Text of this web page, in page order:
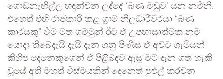
ගොඩනැඟිල්ල හඳුන්වන ලද්දේ ‘බණ මඩුව’ යන නමිනි.
එහෙත් එහි රාජකාරී කළ ග්‍රාම නිලධාරීවරයා “බණ
කාරයකු” වීම මත ගම්මුන් ඊට ඒ උපහාසාත්මක නම
යොදා තිබේදැයි දැයි දැන ගනු පිණිස ඒ අවට ගැමියන්
කිහිප දෙනෙකුගෙන් ඒ පිළිබඳව ඇසූ මට දැන ගත හැකි
වූයේ අති මහත් විස්මයකින් දෙනෙත් පුළුල් කරවන